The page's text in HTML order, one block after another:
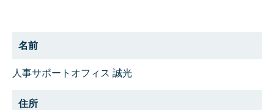
名前
人事サポートオフィス 誠光
住所